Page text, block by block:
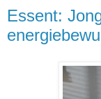
Essent: